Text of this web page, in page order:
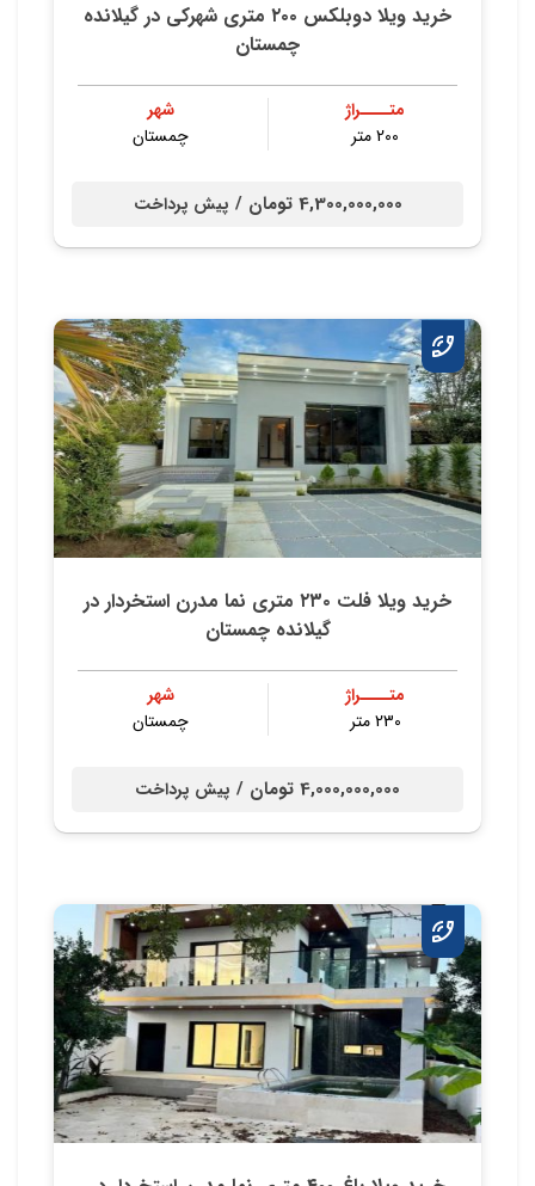
خريد ويلا دوبلكس ٢٠٠ متري شهركي در گيلانده
چمستان
متــــراژ
200 متر
شهر
چمستان
4,300,000,000 تومان / پیش پرداخت
خريد ويلا فلت ٢٣٠ متري نما مدرن استخردار در
گيلانده چمستان
متــــراژ
230 متر
شهر
چمستان
4,000,000,000 تومان / پیش پرداخت